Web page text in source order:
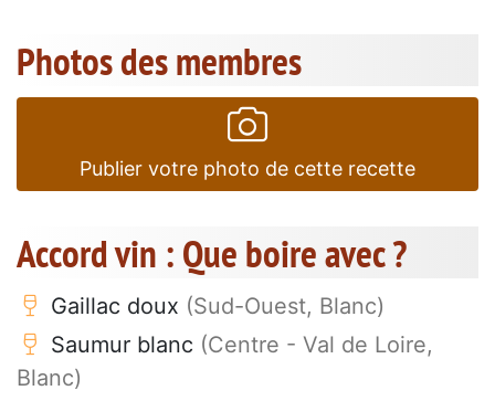
Photos des membres
Publier votre photo de cette recette
Accord vin : Que boire avec ?
Gaillac doux (Sud-Ouest, Blanc)
Saumur blanc (Centre - Val de Loire,
Blanc)